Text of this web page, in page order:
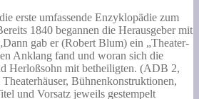
erste umfassende Enzyklopädie zum
1840 begannen die Herausgeber mit
gab er (Robert Blum) ein „Theater-
Anklang fand und woran sich die
Herloßsohn mit betheiligten. (ADB 2,
Bühnenkonstruktionen,
und Vorsatz jeweils gestempelt